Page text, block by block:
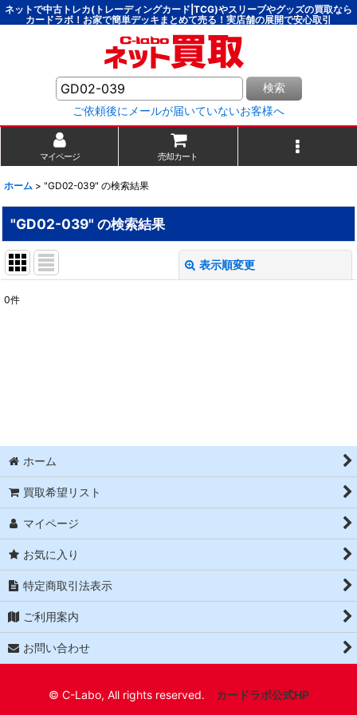
ネットで中古トレカ(トレーディングカード|TCG)やスリーブやグッズの買取なら
カードラボ！お家で簡単デッキまとめて売る！実店舗の展開で安心取引
検索
ご依頼後にメールが届いていないお客様へ
マイページ 売却カート
ホーム > "GD02-039" の検索結果
"GD02-039" の検索結果
表示順変更
商品検索
0件
ホーム
買取希望リスト
マイページ
お気に入り
特定商取引法表示
ご利用案内
お問い合わせ
© C-Labo, All rights reserved. カードラボ公式HP